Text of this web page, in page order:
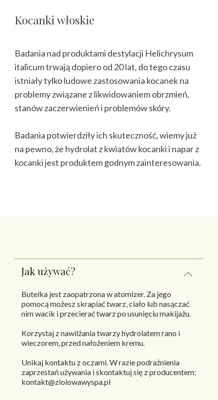
Kocanki włoskie
Badania nad produktami destylacji Helichrysum
italicum trwają dopiero od 20 lat, do tego czasu
istniały tylko ludowe zastosowania kocanek na
problemy związane z likwidowaniem obrzmień,
stanów zaczerwienień i problemów skóry.
Badania potwierdziły ich skuteczność, wiemy już
na pewno, że hydrolat z kwiatów kocanki i napar z
kocanki jest produktem godnym zainteresowania.
Jak używać?
Butelka jest zaopatrzona w atomizer. Za jego
pomocą możesz skrapiać twarz, ciało lub nasączać
nim wacik i przecierać twarz po usunięciu makijażu.
Korzystaj z nawilżania twarzy hydrolatem rano i
wieczorem, przed nałożeniem kremu.
Unikaj kontaktu z oczami. W razie podrażnienia
zaprzestań używania i skontaktuj się z producentem:
kontakt@ziolowawyspa.pl